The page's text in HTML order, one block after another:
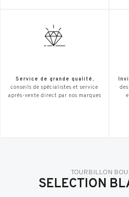
Service de grande qualité,
conseils de spécialistes et service
après-vente direct par nos marques
TOURBILLON
SELECTION